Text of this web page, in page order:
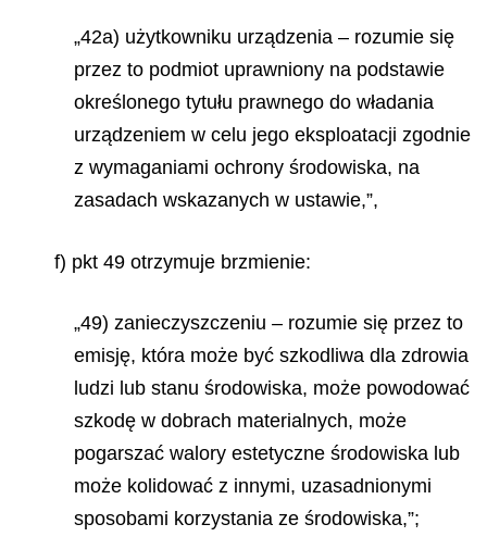
„42a) użytkowniku urządzenia – rozumie się
przez to podmiot uprawniony na podstawie
określonego tytułu prawnego do władania
urządzeniem w celu jego eksploatacji zgodnie
z wymaganiami ochrony środowiska, na
zasadach wskazanych w ustawie,”,
f) pkt 49 otrzymuje brzmienie:
„49) zanieczyszczeniu – rozumie się przez to
emisję, która może być szkodliwa dla zdrowia
ludzi lub stanu środowiska, może powodować
szkodę w dobrach materialnych, może
pogarszać walory estetyczne środowiska lub
może kolidować z innymi, uzasadnionymi
sposobami korzystania ze środowiska,”;